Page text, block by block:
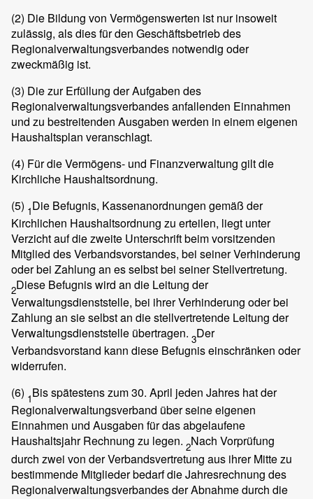
(2) Die Bildung von Vermögenswerten ist nur insoweit
zulässig, als dies für den Geschäftsbetrieb des
Regionalverwaltungsverbandes notwendig oder
zweckmäßig ist.
(3) Die zur Erfüllung der Aufgaben des
Regionalverwaltungsverbandes anfallenden Einnahmen
und zu bestreitenden Ausgaben werden in einem eigenen
Haushaltsplan veranschlagt.
(4) Für die Vermögens- und Finanzverwaltung gilt die
Kirchliche Haushaltsordnung.
(5) 1Die Befugnis, Kassenanordnungen gemäß der
Kirchlichen Haushaltsordnung zu erteilen, liegt unter
Verzicht auf die zweite Unterschrift beim vorsitzenden
Mitglied des Verbandsvorstandes, bei seiner Verhinderung
oder bei Zahlung an es selbst bei seiner Stellvertretung.
2Diese Befugnis wird an die Leitung der
Verwaltungsdienststelle, bei ihrer Verhinderung oder bei
Zahlung an sie selbst an die stellvertretende Leitung der
Verwaltungsdienststelle übertragen. 3Der
Verbandsvorstand kann diese Befugnis einschränken oder
widerrufen.
(6) 1Bis spätestens zum 30. April jeden Jahres hat der
Regionalverwaltungsverband über seine eigenen
Einnahmen und Ausgaben für das abgelaufene
Haushaltsjahr Rechnung zu legen. 2Nach Vorprüfung
durch zwei von der Verbandsvertretung aus ihrer Mitte zu
bestimmende Mitglieder bedarf die Jahresrechnung des
Regionalverwaltungsverbandes der Abnahme durch die